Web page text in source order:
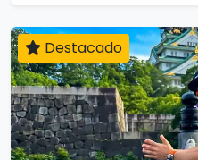
Destacado